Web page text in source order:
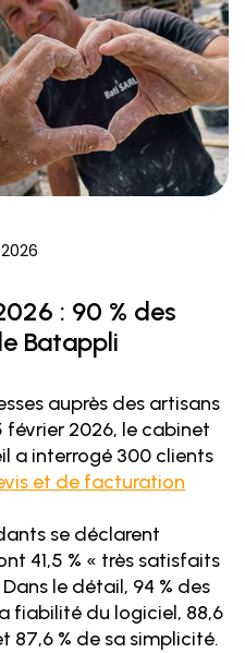
2026
: 90 % des
Batappli
auprès des artisans
février 2026, le cabinet
a interrogé 300 clients
et de facturation
se déclarent
41,5 % « très satisfaits
le détail, 94 % des
fiabilité du logiciel, 88,6
87,6 % de sa simplicité.